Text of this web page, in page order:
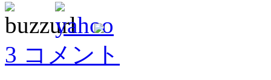
3 コメント